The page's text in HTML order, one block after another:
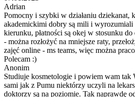
Adrian
Pomocny i szybki w działaniu dziekanat,
akademickimi dobry są mili i wyrozumiali
kierunku, płatności są okej w stosunku
- można rozłożyć na mniejsze raty,
zajęć online - ms teams, więc można
Polecam :)
Anonim
Studiuje kosmetologie i powiem wam tak
sami jak z Pumu niektórzy uczyli na
doktorzy są na poziomie. Tak naprawdę